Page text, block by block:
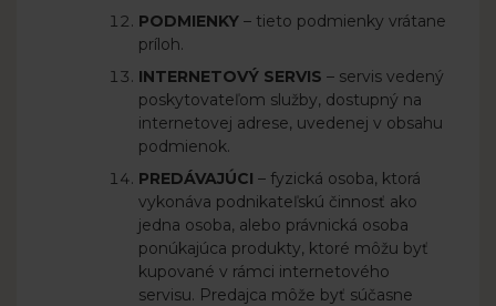
PODMIENKY – tieto podmienky vrátane
príloh.
INTERNETOVÝ SERVIS – servis vedený
poskytovateľom služby, dostupný na
internetovej adrese, uvedenej v obsahu
podmienok.
PREDÁVAJÚCI – fyzická osoba, ktorá
vykonáva podnikateľskú činnosť ako
jedna osoba, alebo právnická osoba
ponúkajúca produkty, ktoré môžu byť
kupované v rámci internetového
servisu. Predajca môže byť súčasne